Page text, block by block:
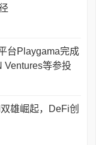
台Playgama完成
Ventures等参投
雄崛起，DeFi创